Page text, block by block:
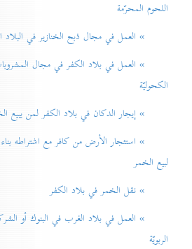
اللحوم المحرّمة
» العمل في مجال ذبح الخنازير في البلاد
» العمل في بلاد الكفر في مجال
الكحوليّة
» إيجار الدكان في بلاد الكفر لمن يبيع
» استئجار الأرض من كافر مع اشتراطه
لبيع الخمر
» نقل الخمر في بلاد الكفر
» العمل في بلاد الغرب في البنوك أو
الربويّة